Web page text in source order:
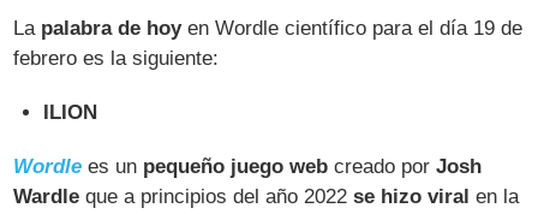
La palabra de hoyen Wordle científico para el día 19 de
febrero es la siguiente:
ILION
Wordle es un pequeño juego web creado porJosh
Wardle que a principios del año 2022se hizo viral en la